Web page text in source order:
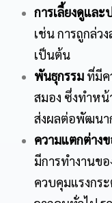
การเลี้ยงดูแล
เช่น การถูกล่ว
เป็นต้น
พันธุกรรม ที่มีค
สมอง ซึ่งทำห
ส่งผลต่อพัฒนา
ความแตกต่างข
มีการทำงานข
ควบคุมแรงกร